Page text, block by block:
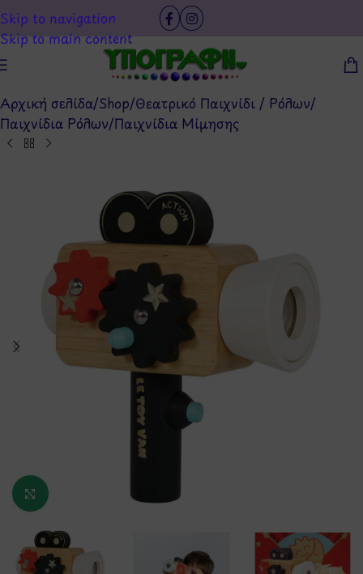
Skip to navigation
Skip to main content
Αρχική σελίδα/Shop/Θεατρικό Παιχνίδι / Ρόλων/
Παιχνίδια Ρόλων/Παιχνίδια Μίμησης
Κάντε κλικ για μεγέθυνση